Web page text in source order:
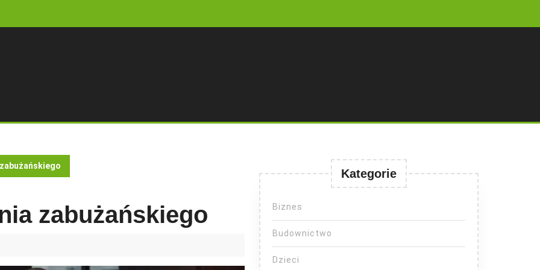
zabużańskiego
Kategorie
Biznes
Budownictwo
Dzieci